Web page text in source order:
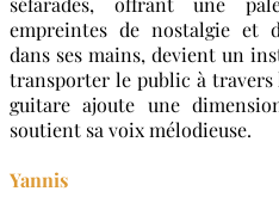
empreintes de nostalgie et
dans ses mains, devient un
transporter le public à travers
guitare ajoute une
soutient sa voix mélodieuse.
Yannis